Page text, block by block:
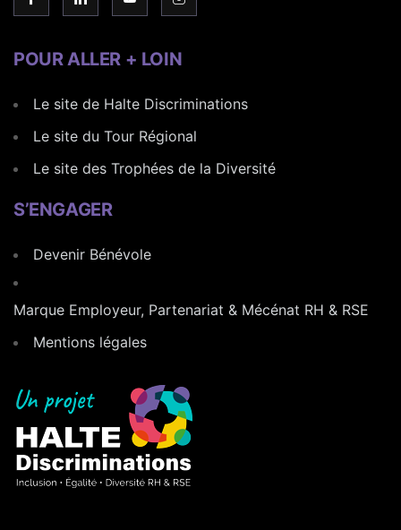
POUR ALLER + LOIN
Le site de Halte Discriminations
Le site du Tour Régional
Le site des Trophées de la Diversité
S’ENGAGER
Devenir Bénévole
Marque Employeur, Partenariat & Mécénat RH & RSE
Mentions légales